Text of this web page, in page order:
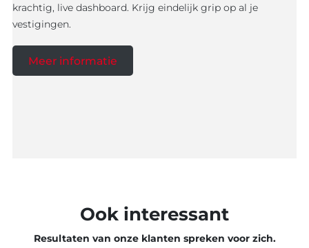
krachtig, live dashboard. Krijg eindelijk grip op al je
vestigingen.
Meer informatie
Ook interessant
Resultaten van onze klanten spreken voor zich.